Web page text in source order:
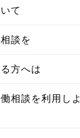
て
談を
方へは
相談を利用しよ